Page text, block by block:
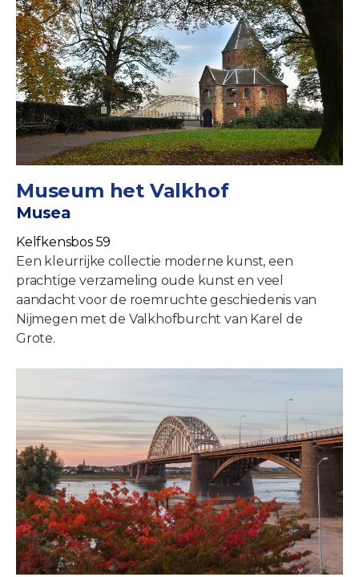
Museum het Valkhof
Musea
Kelfkensbos 59
Een kleurrijke collectie moderne kunst, een
prachtige verzameling oude kunst en veel
aandacht voor de roemruchte geschiedenis van
Nijmegen met de Valkhofburcht van Karel de
Grote.